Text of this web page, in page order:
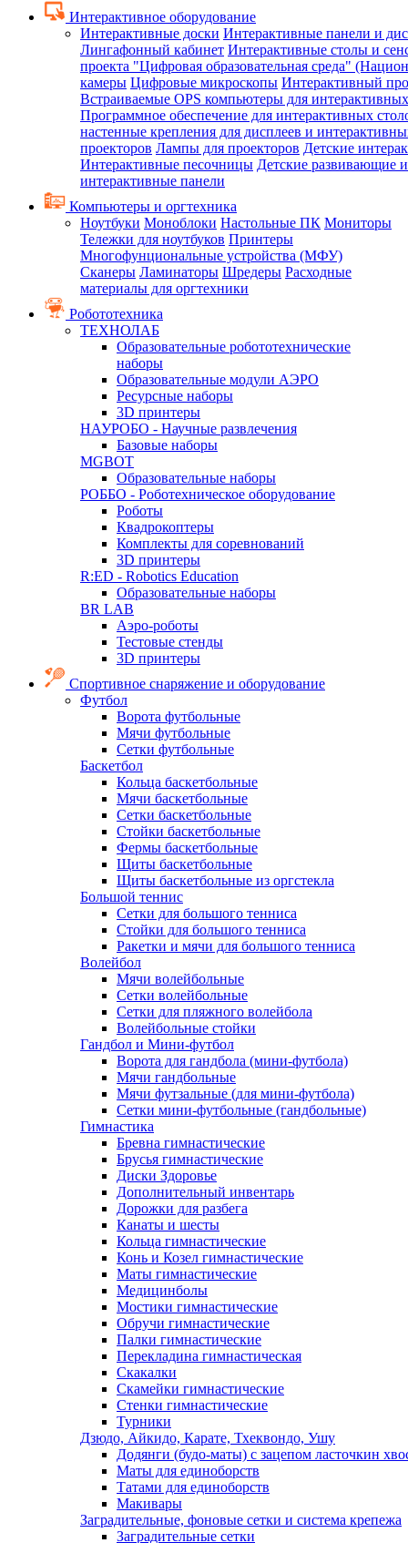
Интерактивное оборудование
Интерактивные доски Интерактивные панели и
Лингафонный кабинет Интерактивные столы и
проекта "Цифровая образовательная среда"
камеры Цифровые микроскопы Интерактивный
Встраиваемые OPS компьютеры для
Программное обеспечение для интерактивных
настенные крепления для дисплеев и
проекторов Лампы для проекторов Детские
Интерактивные песочницы Детские развивающие
интерактивные панели
Компьютеры и оргтехника
Ноутбуки Моноблоки Настольные ПК Мониторы
Тележки для ноутбуков Принтеры
Многофунциональные устройства (МФУ)
Сканеры Ламинаторы Шредеры Расходные
материалы для оргтехники
Робототехника
ТЕХНОЛАБ
Образовательные робототехнические
наборы
Образовательные модули АЭРО
Ресурсные наборы
3D принтеры
НАУРОБО - Научные развлечения
Базовые наборы
MGBOT
Образовательные наборы
РОББО - Роботехническое оборудование
Роботы
Квадрокоптеры
Комплекты для соревнований
3D принтеры
R:ED - Robotics Education
Образовательные наборы
BR LAB
Аэро-роботы
Тестовые стенды
3D принтеры
Спортивное снаряжение и оборудование
Футбол
Ворота футбольные
Мячи футбольные
Сетки футбольные
Баскетбол
Кольца баскетбольные
Мячи баскетбольные
Сетки баскетбольные
Стойки баскетбольные
Фермы баскетбольные
Щиты баскетбольные
Щиты баскетбольные из оргстекла
Большой теннис
Сетки для большого тенниса
Стойки для большого тенниса
Ракетки и мячи для большого тенниса
Волейбол
Мячи волейбольные
Сетки волейбольные
Сетки для пляжного волейбола
Волейбольные стойки
Гандбол и Мини-футбол
Ворота для гандбола (мини-футбола)
Мячи гандбольные
Мячи футзальные (для мини-футбола)
Сетки мини-футбольные (гандбольные)
Гимнастика
Бревна гимнастические
Брусья гимнастические
Диски Здоровье
Дополнительный инвентарь
Дорожки для разбега
Канаты и шесты
Кольца гимнастические
Конь и Козел гимнастические
Маты гимнастические
Медицинболы
Мостики гимнастические
Обручи гимнастические
Палки гимнастические
Перекладина гимнастическая
Скакалки
Скамейки гимнастические
Стенки гимнастические
Турники
Дзюдо, Айкидо, Карате, Тхеквондо, Ушу
Додянги (будо-маты) с зацепом ласточкин
Маты для единоборств
Татами для единоборств
Макивары
Заградительные, фоновые сетки и система крепежа
Заградительные сетки